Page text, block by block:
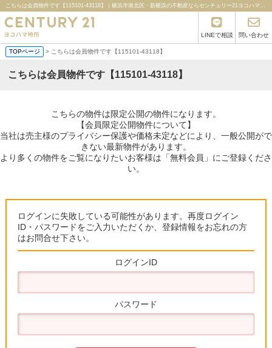
こちらは会員物件です【115101-43118】｜横浜市港北区・新横浜の不動産ならセンチュリー21ヨコハマ地所
LINEで相談 問い合わせ
TOPページ > こちらは会員物件です【115101-43118】
こちらは会員物件です【115101-43118】
こちらの物件は限定公開の物件になります。
【会員限定公開物件について】
当社は売主様のプライバシー保護や価格未定などにより、一般公開がで
きない最新物件があります。
より多くの物件をご覧になりたいお客様は「無料会員」にご登録くださ
い。
ログインに失敗している可能性があります。再度ログイン
ID・パスワードをご入力いただくか、登録情報をお忘れの方
はお問合せ下さい。
ログインID
パスワード